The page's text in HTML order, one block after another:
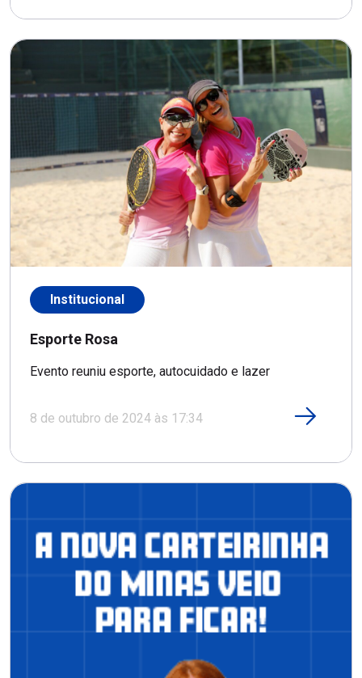
Institucional
Esporte Rosa
Evento reuniu esporte, autocuidado e lazer
8 de outubro de 2024 às 17:34